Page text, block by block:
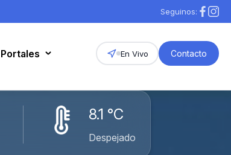
Seguinos:
Portales En Vivo Contacto
8.1 °C
Despejado